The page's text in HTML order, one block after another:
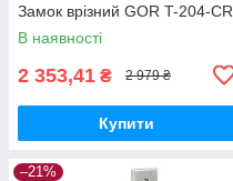
Замок врізний GOR T-204-CR
В наявності
2 353,41 ₴ 2 979 ₴
Купити
–21%